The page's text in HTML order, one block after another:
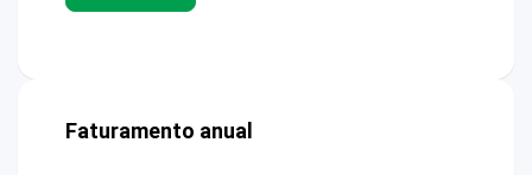
Faturamento anual